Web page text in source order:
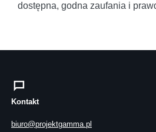
dostępna, godna zaufania i
Kontakt
biuro@projektgamma.pl